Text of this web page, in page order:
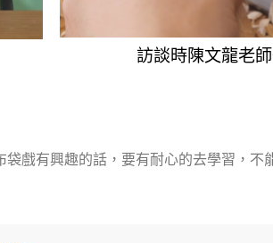
訪談時陳文龍老
戲有興趣的話，要有耐心的去學習，